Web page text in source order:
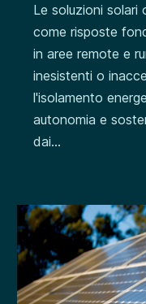
Le soluzioni
come risposte
in aree remote e
inesistenti o
l'isolamento
autonomia e
dai...